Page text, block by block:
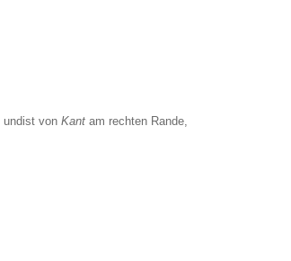
undist von Kant am rechten Rande,